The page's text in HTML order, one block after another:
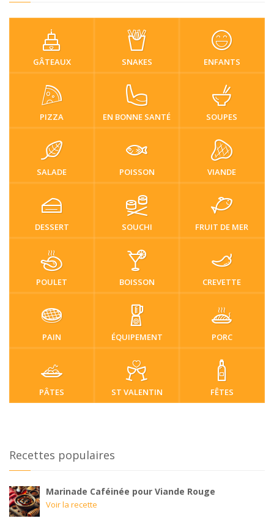
GÂTEAUX SNAKES ENFANTS
PIZZA EN BONNE SANTÉ SOUPES
SALADE POISSON VIANDE
DESSERT SOUCHI FRUIT DE MER
POULET BOISSON CREVETTE
PAIN ÉQUIPEMENT PORC
PÂTES ST VALENTIN FÊTES
Recettes populaires
Marinade Caféinée pour Viande Rouge
Voir la recette